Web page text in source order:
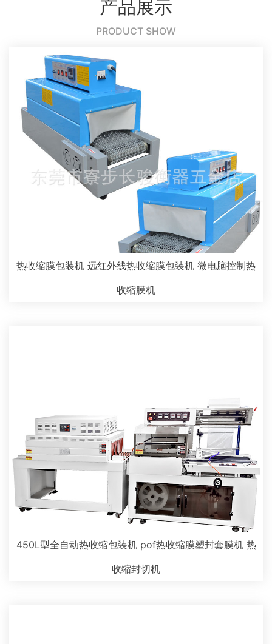
产品展示
PRODUCT SHOW
热收缩膜包装机 远红外线热收缩膜包装机 微电脑控制热
收缩膜机
450L型全自动热收缩包装机 pof热收缩膜塑封套膜机 热
收缩封切机